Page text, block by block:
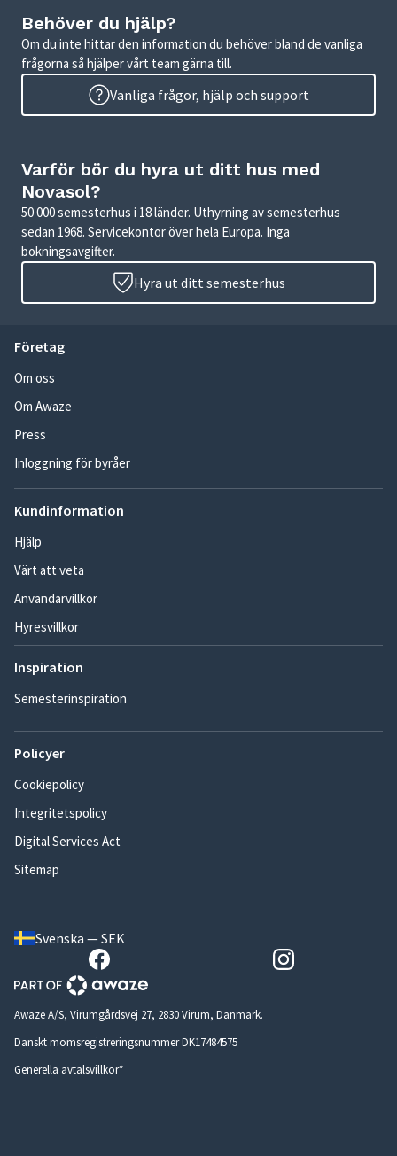
Behöver du hjälp?
Om du inte hittar den information du behöver bland de vanliga
frågorna så hjälper vårt team gärna till.
Vanliga frågor, hjälp och support
Varför bör du hyra ut ditt hus med
Novasol?
50 000 semesterhus i 18 länder. Uthyrning av semesterhus
sedan 1968. Servicekontor över hela Europa. Inga
bokningsavgifter.
Hyra ut ditt semesterhus
Företag
Om oss
Om Awaze
Press
Inloggning för byråer
Kundinformation
Hjälp
Värt att veta
Användarvillkor
Hyresvillkor
Inspiration
Semesterinspiration
Policyer
Cookiepolicy
Integritetspolicy
Digital Services Act
Sitemap
Svenska — SEK
Awaze A/S, Virumgårdsvej 27, 2830 Virum, Danmark.
Danskt momsregistreringsnummer DK17484575
Generella avtalsvillkor*